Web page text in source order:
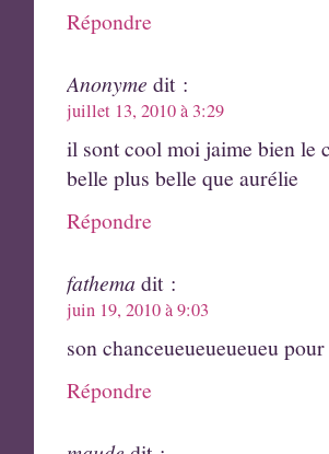
Répondre
Anonyme dit :
juillet 13, 2010 à 3:29
il sont cool moi jaime bien le
belle plus belle que aurélie
Répondre
fathema dit :
juin 19, 2010 à 9:03
son chanceueueueueueu
Répondre